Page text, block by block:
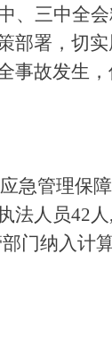
、三中全
部署，切
事故发生
急管理保
法人员42
门纳入计